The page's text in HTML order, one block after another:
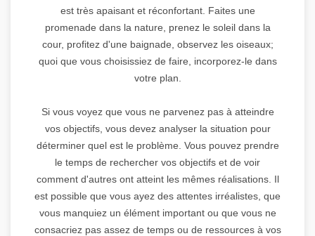
est très apaisant et réconfortant. Faites une
promenade dans la nature, prenez le soleil dans la
cour, profitez d'une baignade, observez les oiseaux;
quoi que vous choisissiez de faire, incorporez-le dans
votre plan.
Si vous voyez que vous ne parvenez pas à atteindre
vos objectifs, vous devez analyser la situation pour
déterminer quel est le problème. Vous pouvez prendre
le temps de rechercher vos objectifs et de voir
comment d'autres ont atteint les mêmes réalisations. Il
est possible que vous ayez des attentes irréalistes, que
vous manquiez un élément important ou que vous ne
consacriez pas assez de temps ou de ressources à vos